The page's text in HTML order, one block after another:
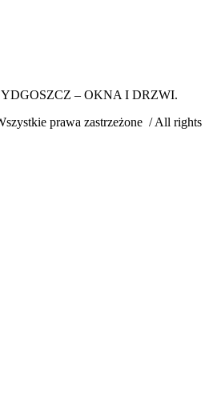
– OKNA I DRZWI.
prawa zastrzeżone / All rights